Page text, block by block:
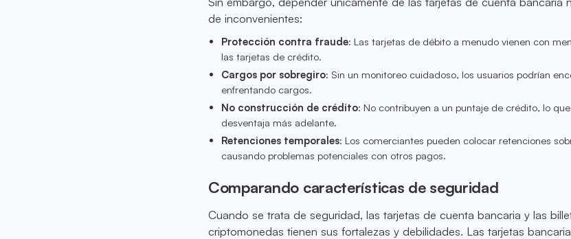
de inconvenientes:
Protección contra fraude: Las tarjetas de débito a menudo vienen con
las tarjetas de crédito.
Cargos por sobregiro: Sin un monitoreo cuidadoso, los usuarios podrían
enfrentando cargos.
No construcción de crédito: No contribuyen a un puntaje de crédito, lo
desventaja más adelante.
Retenciones temporales: Los comerciantes pueden colocar retenciones
causando problemas potenciales con otros pagos.
Comparando características de seguridad
Cuando se trata de seguridad, las tarjetas de cuenta bancaria y las
criptomonedas tienen sus fortalezas y debilidades. Las tarjetas